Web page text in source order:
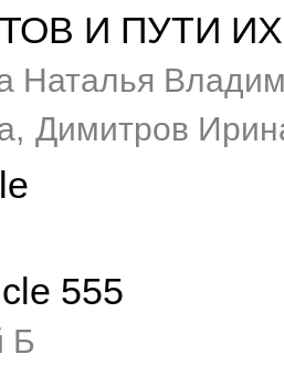
И ПУТИ
Наталья
Димитров
555
Б